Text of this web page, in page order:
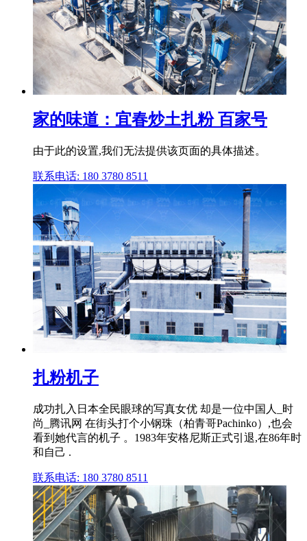
家的味道：宜春炒土扎粉 百家号
由于此的设置,我们无法提供该页面的具体描述。
联系电话: 180 3780 8511
扎粉机子
成功扎入日本全民眼球的写真女优 却是一位中国人_时
尚_腾讯网 在街头打个小钢珠（柏青哥Pachinko）,也会
看到她代言的机子 。1983年安格尼斯正式引退,在86年时
和自己 .
联系电话: 180 3780 8511